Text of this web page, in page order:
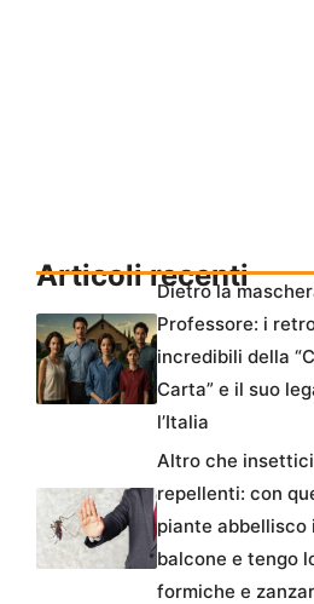
Articoli recenti
Dietro la
Professore: i
incredibili della
Carta” e il suo
l’Italia
Altro che
repellenti: con
piante abbellisco
balcone e tengo
formiche e